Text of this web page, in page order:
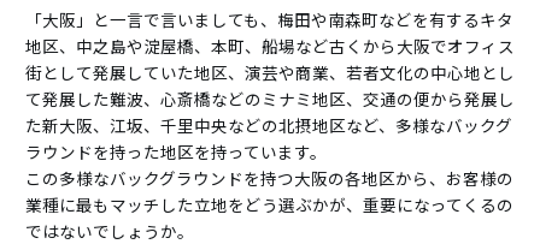
「大阪」と一言で言いましても、梅田や南森町などを有するキタ
地区、中之島や淀屋橋、本町、船場など古くから大阪でオフィス
街として発展していた地区、演芸や商業、若者文化の中心地とし
て発展した難波、心斎橋などのミナミ地区、交通の便から発展し
た新大阪、江坂、千里中央などの北摂地区など、多様なバックグ
ラウンドを持った地区を持っています。
この多様なバックグラウンドを持つ大阪の各地区から、お客様の
業種に最もマッチした立地をどう選ぶかが、重要になってくるの
ではないでしょうか。